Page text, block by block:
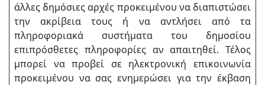
άλλες δημόσιες αρχές προκειμένου να διαπιστώσει
την ακρίβεια τους ή να αντλήσει από τα
πληροφοριακά συστήματα του δημοσίου
επιπρόσθετες πληροφορίες αν απαιτηθεί. Τέλος
μπορεί να προβεί σε ηλεκτρονική επικοινωνία
προκειμένου να σας ενημερώσει για την έκβαση